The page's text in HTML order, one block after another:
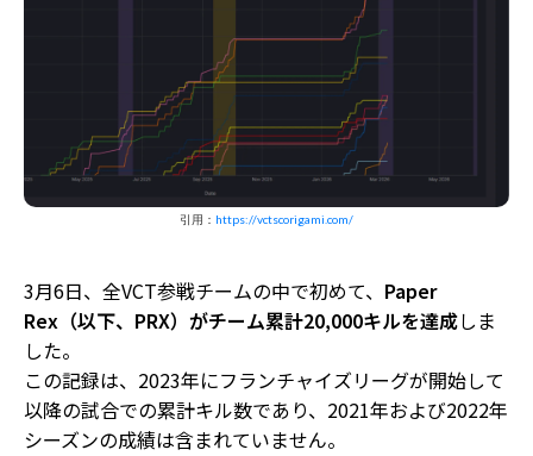
引用： https://vctscorigami.com/
3月6日、全VCT参戦チームの中で初めて、 Paper
Rex（以下、PRX）がチーム累計20,000キルを達成しま
した。
この記録は、2023年にフランチャイズリーグが開始して
以降の試合での累計キル数であり、2021年および2022年
シーズンの成績は含まれていません。